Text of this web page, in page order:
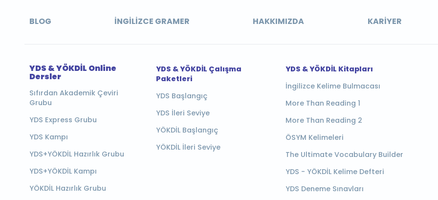
BLOG İNGILIZCE GRAMER HAKKIMIZDA KARIYER
YDS & YÖKDİL Online
Dersler
Sıfırdan Akademik Çeviri
Grubu
YDS Express Grubu
YDS Kampı
YDS+YÖKDİL Hazırlık Grubu
YDS+YÖKDİL Kampı
YÖKDİL Hazırlık Grubu
YDS & YÖKDİL Çalışma
Paketleri
YDS Başlangıç
YDS İleri Seviye
YÖKDİL Başlangıç
YÖKDİL İleri Seviye
YDS & YÖKDİL Kitapları
İngilizce Kelime Bulmacası
More Than Reading 1
More Than Reading 2
ÖSYM Kelimeleri
The Ultimate Vocabulary Builder
YDS - YÖKDİL Kelime Defteri
YDS Deneme Sınavları